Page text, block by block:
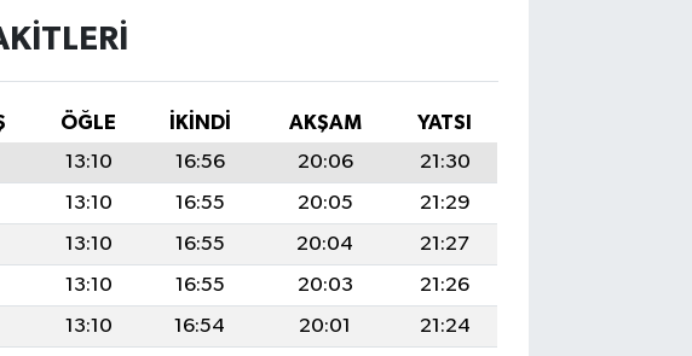
ÖĞLE İKINDI AKŞAM
YATSI
13:10 16:56 20:06
21:30
13:10 16:55 20:05
21:29
13:10 16:55 20:04
21:27
13:10 16:55 20:03
21:26
13:10 16:54 20:01
21:24